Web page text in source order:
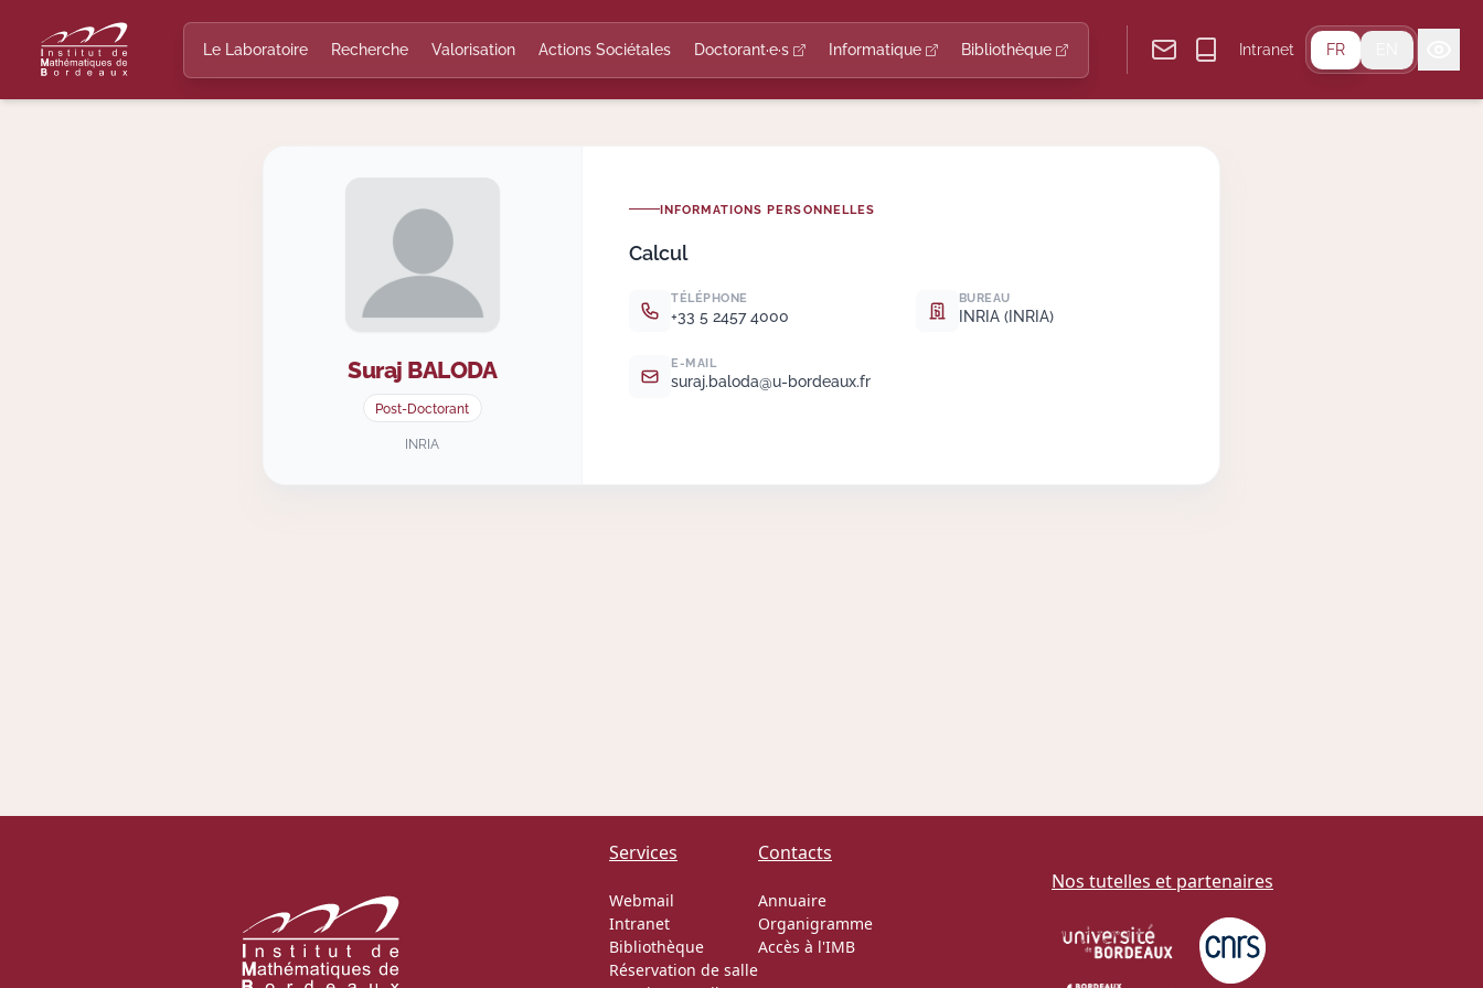
Le Laboratoire Recherche Valorisation Actions Sociétales Doctorant·e·s Informatique Bibliothèque Intranet FR
Suraj BALODA
Post-Doctorant
INRIA
INFORMATIONS PERSONNELLES
Calcul
TÉLÉPHONE
+33 5 2457 4000
BUREAU
INRIA (INRIA)
E-MAIL
suraj.baloda@u-bordeaux.fr
Services
Webmail
Intranet
Bibliothèque
Réservation de salle
Contacts
Annuaire
Organigramme
Accès à l'IMB
Nos tutelles et partenaires